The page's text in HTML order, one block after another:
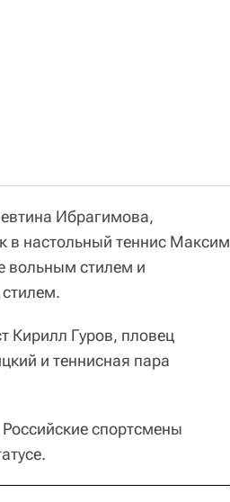
Ибрагимова,
в настольный теннис Максим
вольным стилем и
Кирилл Гуров, пловец
и теннисная пара
спортсмены